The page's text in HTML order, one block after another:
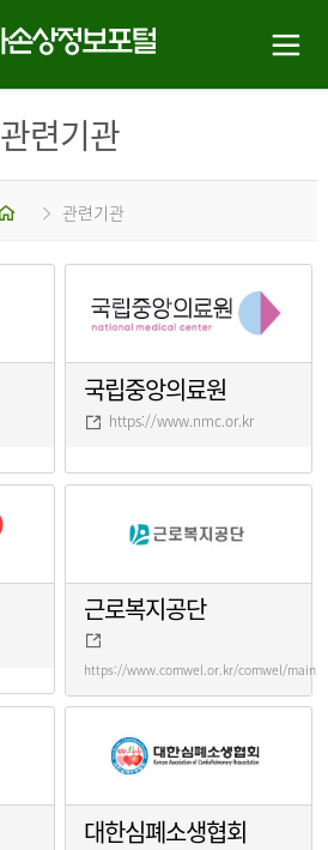
관련기관
홈 관련기관
국립중앙의료원
https://www.nmc.or.kr
근로복지공단
https://www.comwel.or.kr/comwel/
대한심폐소생협회